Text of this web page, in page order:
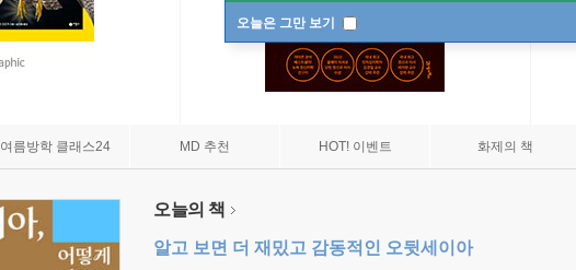
오늘은 그만 보기
여름방학 클래스24 MD 추천 HOT! 이벤트 화제의 책
오늘의 책
알고 보면 더 재밌고 감동적인 오뒷세이아